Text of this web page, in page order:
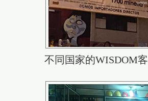
不同国家的WISDOM